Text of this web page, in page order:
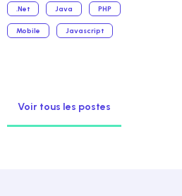
.Net Java PHP
Mobile Javascript
Voir tous les postes